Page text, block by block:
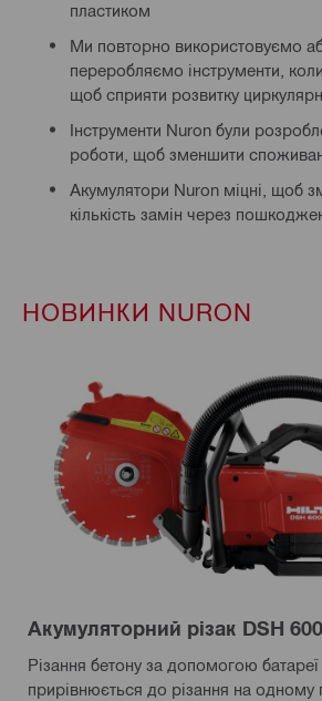
пластиком
Ми повторно використовуємо
переробляємо інструменти,
щоб сприяти розвитку
Інструменти Nuron були
роботи, щоб зменшити
Акумулятори Nuron міцні, щоб
кількість замін через
НОВИНКИ NURON
Акумуляторний різак DSH 600
Різання бетону за допомогою
прирівнюється до різання на одному